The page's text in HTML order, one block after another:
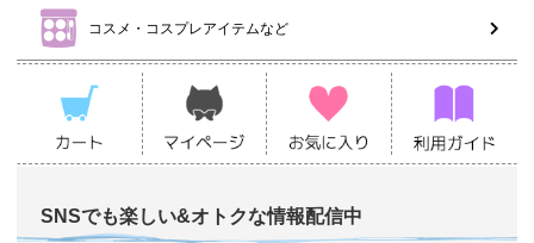
コスメ・コスプレアイテムなど
SNSでも楽しい&オトクな情報配信中